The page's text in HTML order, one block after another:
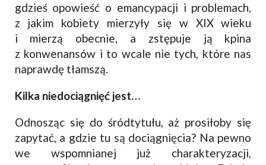
gdzieś opowieść o emancypacji i problemach,
z jakim kobiety mierzyły się w XIX wieku
i mierzą obecnie, a zstępuje ją kpina
z konwenansów i to wcale nie tych, które nas
naprawdę tłamszą.
Kilka niedociągnięć jest…
Odnosząc się do śródtytułu, aż prosiłoby się
zapytać, a gdzie tu są dociągnięcia? Na pewno
we wspomnianej już charakteryzacji,